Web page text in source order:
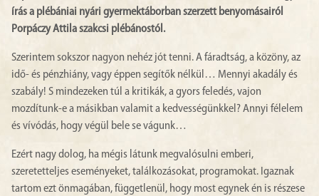
írás a plébániai nyári gyermektáborban szerzett benyomásairól
Porpáczy Attila szakcsi plébánostól.
Szerintem sokszor nagyon nehéz jót tenni. A fáradtság, a közöny, az
idő- és pénzhiány, vagy éppen segítők nélkül… Mennyi akadály és
szabály! S mindezeken túl a kritikák, a gyors feledés, vajon
mozdítunk-e a másikban valamit a kedvességünkkel? Annyi félelem
és vívódás, hogy végül bele se vágunk…
Ezért nagy dolog, ha mégis látunk megvalósulni emberi,
szeretetteljes eseményeket, találkozásokat, programokat. Igaznak
tartom ezt önmagában, függetlenül, hogy most egynek én is részese